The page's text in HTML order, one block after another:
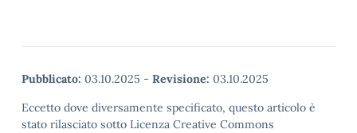
Pubblicato: 03.10.2025 - Revisione: 03.10.2025
Eccetto dove diversamente specificato, questo articolo è
stato rilasciato sotto Licenza Creative Commons